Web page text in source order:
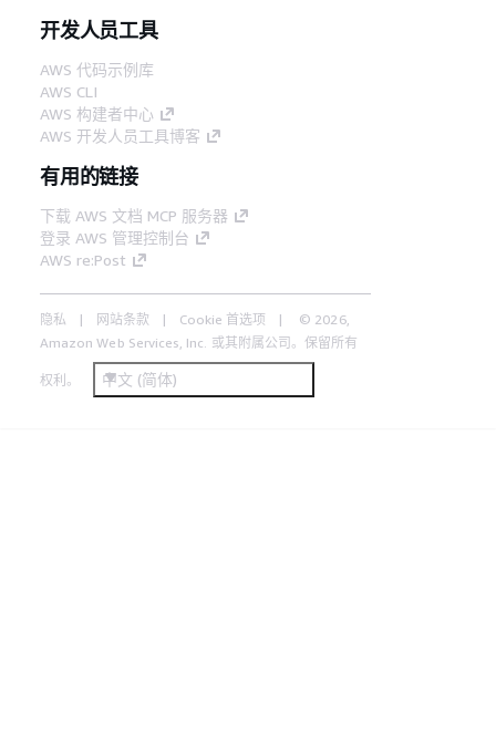
开发人员工具
AWS 代码示例库
AWS CLI
AWS 构建者中心
AWS 开发人员工具博客
有用的链接
下载 AWS 文档 MCP 服务器
登录 AWS 管理控制台
AWS re:Post
隐私 网站条款 Cookie 首选项
© 2026,
Amazon Web Services, Inc. 或其附属公司。保留所有
权利。 中文 (简体)